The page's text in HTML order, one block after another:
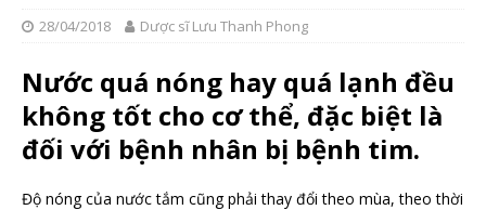
28/04/2018 Dược sĩ Lưu Thanh Phong
Nước quá nóng hay quá lạnh đều
không tốt cho cơ thể, đặc biệt là
đối với bệnh nhân bị bệnh tim.
Độ nóng của nước tắm cũng phải thay đổi theo mùa, theo thời